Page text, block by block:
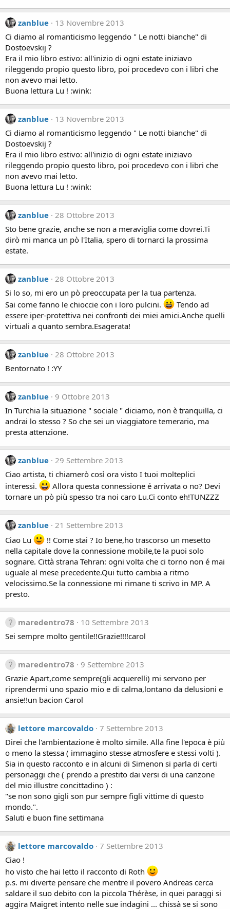
zanblue
13 Novembre 2013
Ci diamo al romanticismo leggendo " Le notti bianche" di
Dostoevskij ?
Era il mio libro estivo: all'inizio di ogni estate iniziavo
rileggendo propio questo libro, poi procedevo con i libri che
non avevo mai letto.
Buona lettura Lu ! :wink:
zanblue
13 Novembre 2013
Ci diamo al romanticismo leggendo " Le notti bianche" di
Dostoevskij ?
Era il mio libro estivo: all'inizio di ogni estate iniziavo
rileggendo propio questo libro, poi procedevo con i libri che
non avevo mai letto.
Buona lettura Lu ! :wink:
zanblue 28 Ottobre 2013
Sto bene grazie, anche se non a meraviglia come dovrei.Ti
dirò mi manca un pò l'Italia, spero di tornarci la prossima
estate.
zanblue 28 Ottobre 2013
Si lo so, mi ero un pò preoccupata per la tua partenza.
Sai come fanno le chioccie con i loro pulcini.
Tendo ad
essere iper-protettiva nei confronti dei miei amici.Anche quelli
virtuali a quanto sembra.Esagerata!
zanblue 28 Ottobre 2013
Bentornato ! :YY
zanblue
9 Ottobre 2013
In Turchia la situazione " sociale " diciamo, non è tranquilla, ci
andrai lo stesso ? So che sei un viaggiatore temerario, ma
presta attenzione.
zanblue 29 Settembre 2013
Ciao artista, ti chiamerò così ora visto I tuoi molteplici
interessi.
Allora questa connessione é arrivata o no? Devi
tornare un pò più spesso tra noi caro Lu.Ci conto eh!TUNZZZ
zanblue 21 Settembre 2013
Ciao Lu
!! Come stai ? Io bene,ho trascorso un mesetto
nella capitale dove la connessione mobile,te la puoi solo
sognare. Città strana Tehran: ogni volta che ci torno non é mai
uguale al mese precedente.Qui tutto cambia a ritmo
velocissimo.Se la connessione mi rimane ti scrivo in MP. A
presto.
maredentro78
10 Settembre 2013
Sei sempre molto gentile!!Grazie!!!!carol
maredentro78
9 Settembre 2013
Grazie Apart,come sempre(gli acquerelli) mi servono per
riprendermi uno spazio mio e di calma,lontano da delusioni e
ansie!!un bacion Carol
lettore marcovaldo 7 Settembre 2013
Direi che l'ambientazione è molto simile. Alla fine l'epoca è più
o meno la stessa ( immagino stesse atmosfere e stessi volti ).
Sia in questo racconto e in alcuni di Simenon si parla di certi
personaggi che ( prendo a prestito dai versi di una canzone
del mio illustre concittadino ) :
"se non sono gigli son pur sempre figli vittime di questo
mondo.".
Saluti e buon fine settimana
lettore marcovaldo 7 Settembre 2013
Ciao !
ho visto che hai letto il racconto di Roth
p.s. mi diverte pensare che mentre il povero Andreas cerca
saldare il suo debito con la piccola Thérèse, in quei paraggi si
aggira Maigret intento nelle sue indagini ... chissà se si sono